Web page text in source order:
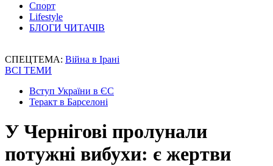
Спорт
Lifestyle
БЛОГИ ЧИТАЧІВ
СПЕЦТЕМА: Війна в Ірані
ВСІ ТЕМИ
Вступ України в ЄС
Теракт в Барселоні
У Чернігові пролунали
потужні вибухи: є жертви